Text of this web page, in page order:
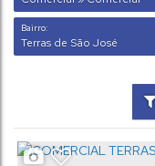
Bairro:
Terras de São José